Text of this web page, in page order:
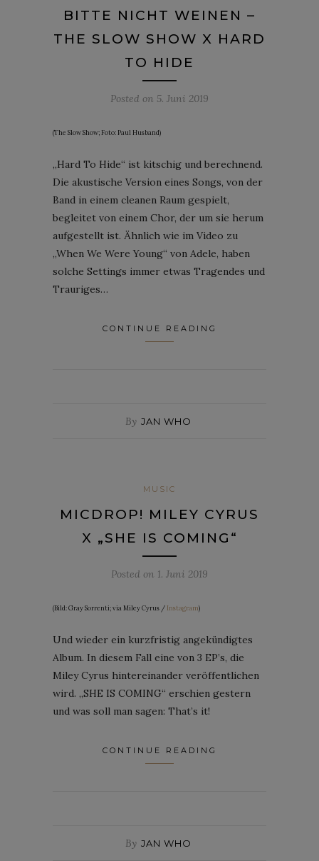
BITTE NICHT WEINEN –
THE SLOW SHOW X HARD
TO HIDE
Posted on 5. Juni 2019
(The Slow Show; Foto: Paul Husband)
„Hard To Hide“ ist kitschig und berechnend.
Die akustische Version eines Songs, von der
Band in einem cleanen Raum gespielt,
begleitet von einem Chor, der um sie herum
aufgestellt ist. Ähnlich wie im Video zu
„When We Were Young“ von Adele, haben
solche Settings immer etwas Tragendes und
Trauriges…
CONTINUE READING
By JAN WHO
MUSIC
MICDROP! MILEY CYRUS
X „SHE IS COMING“
Posted on 1. Juni 2019
(Bild: Gray Sorrenti; via Miley Cyrus / Instagram)
Und wieder ein kurzfristig angekündigtes
Album. In diesem Fall eine von 3 EP’s, die
Miley Cyrus hintereinander veröffentlichen
wird. „SHE IS COMING“ erschien gestern
und was soll man sagen: That’s it!
CONTINUE READING
By JAN WHO